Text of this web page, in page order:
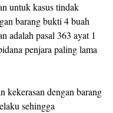
untuk kasus tindak
barang bukti 4 buah
adalah pasal 363 ayat 1
penjara paling lama
kekerasan dengan barang
sehingga